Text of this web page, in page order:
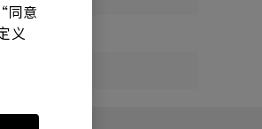
同意
义